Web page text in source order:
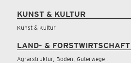
KUNST & KULTUR
Kunst & Kultur
LAND- & FORSTWIRTSCHAFT
Agrarstruktur, Boden, Güterwege